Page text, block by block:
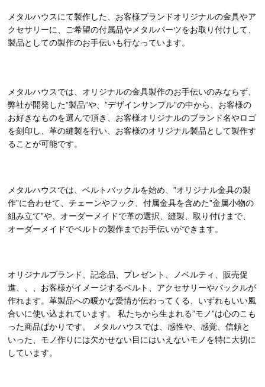
メタルハウスにて製作した、お客様ブランドオリジナルの金具やア
クセサリーに、ご希望の付属品やメタルパーツをお取り付けして、
製品としての製作のお手伝いも行なっています。
メタルハウスでは、オリジナルの金具製作のお手伝いのみならず、
弊社が開発した”製品”や、”デザインサンプル”の中から、お客様の
お好きなものを選んで頂き、お客様オリジナルのブランド名やロゴ
を刻印し、革の縫製を行い、お客様のオリジナル製品として製作す
ることが可能です。
メタルハウスでは、ベルトバックルを始め、”オリジナル金具の製
作”に合わせて、チェーンやフック、付属金具を含めた”金属小物の
組み立て”や、オーダーメイドで革の選択、縫製、取り付けまで、
オーダーメイドでベルトの製作までお手伝いができます。
オリジナルブランド、記念品、プレゼント、ノベルティ、販売促
進、、、お客様がイメージするベルト、アクセサリーやバックルが
作れます。革製品への暖かな愛情が伝わってくる、いずれもいい風
合いに使い込まれています。 私たちから生まれる”モノ”は心のこも
った商品ばかりです。 メタルハウスでは、感性や、感覚、信頼と
いった、モノ作りには欠かせない目にはいえないモノを特に大切に
しています。